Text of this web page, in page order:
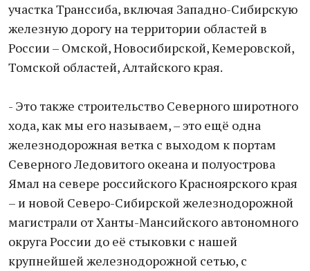
участка Транссиба, включая Западно-Сибирскую
железную дорогу на территории областей в
России – Омской, Новосибирской, Кемеровской,
Томской областей, Алтайского края.
- Это также строительство Северного широтного
хода, как мы его называем, – это ещё одна
железнодорожная ветка с выходом к портам
Северного Ледовитого океана и полуострова
Ямал на севере российского Красноярского края
– и новой Северо-Сибирской железнодорожной
магистрали от Ханты-Мансийского автономного
округа России до её стыковки с нашей
крупнейшей железнодорожной сетью, с